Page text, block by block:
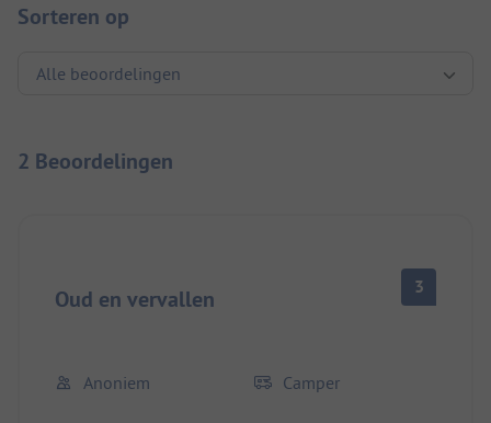
Sorteren op
2 Beoordelingen
Oud en vervallen 3
Anoniem Camper